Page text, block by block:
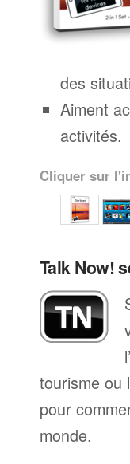
des
Aiment
activités.
Cliquer sur
Talk Now!
tourisme ou
pour
monde.